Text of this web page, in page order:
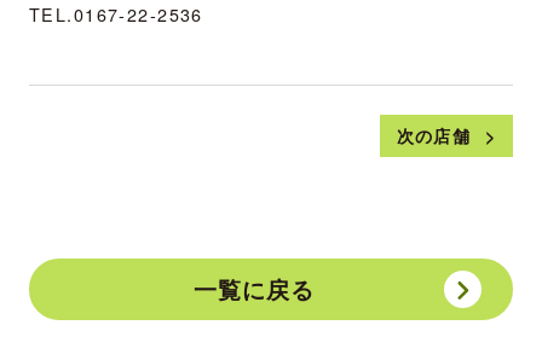
TEL.0167-22-2536
次の店舗
一覧に戻る